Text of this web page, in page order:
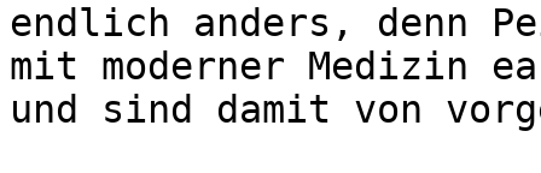
endlich anders, denn
mit moderner Medizin
und sind damit von